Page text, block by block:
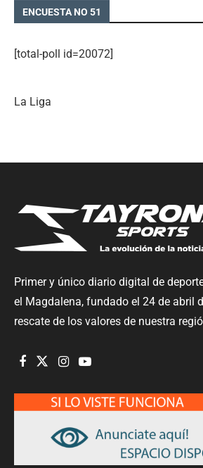
ENCUESTA NO 51
[total-poll id=20072]
La Liga
Primer y único diario digital de
el Magdalena, fundado el 24 de abril
rescate de los valores de nuestra